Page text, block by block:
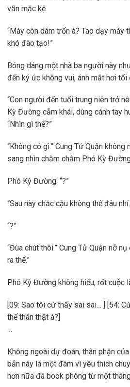
vẫn mặc kệ.
“Mày còn dám trốn à? Tao dạy mày
khó đào tạo!”
Bóng dáng một nhà ba người này
đến ký ức không vui, ánh mắt hơi tối
“Con người đến tuổi trung niên trở
Kỳ Đường cảm khái, dùng cánh tay
“Nhìn gì thế?”
“Không có gì.” Cung Tử Quận không
sang nhìn chằm chằm Phó Kỳ
Phó Kỳ Đường: “?”
“Sau này chắc cậu không thế đâu
“?”
“Đùa chút thôi.” Cung Tử Quận nở
ra thế.”
Phó Kỳ Đường không hiểu, rốt cuộc
[09: Sao tôi cứ thấy sai sai… ] [54:
thế thân thật à?]
…
Không ngoài dự đoán, thân phận
bản này là một đám vì yêu thích
hơn nữa đã book phòng từ một